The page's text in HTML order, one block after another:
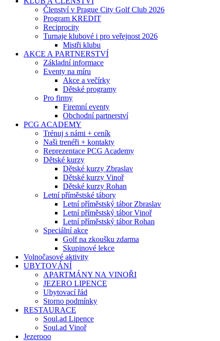
Členství v Prague City Golf Club 2026
Program KREDIT
Reciprocity
Turnaje klubové i pro veřejnost 2026
Mistři klubu
AKCE A PARTNERSTVÍ
Základní informace
Eventy na míru
Akce a večírky
Dětské programy
Pro firmy
Firemní eventy
Obchodní partnerství
PCG ACADEMY
Trénuj s námi + ceník
Naši trenéři + kontakty
Reprezentace PCG Academy
Dětské kurzy
Dětské kurzy Zbraslav
Dětské kurzy Vinoř
Dětské kurzy Rohan
Letní příměstské tábory
Letní příměstský tábor Zbraslav
Letní příměstský tábor Vinoř
Letní příměstský tábor Rohan
Speciální akce
Golf na zkoušku zdarma
Skupinové lekce
Volnočasové aktivity
UBYTOVÁNÍ
APARTMÁNY NA VINOŘI
JEZERO LIPENCE
Ubytovací řád
Storno podmínky
RESTAURACE
Soul.ad Lipence
Soul.ad Vinoř
Jezerooo